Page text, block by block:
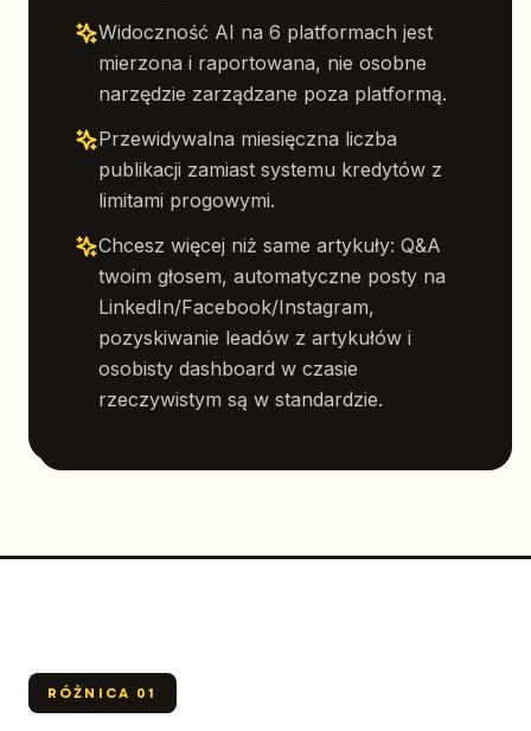
Widoczność AI na 6 platformach jest
mierzona i raportowana, nie osobne
narzędzie zarządzane poza platformą.
Przewidywalna miesięczna liczba
publikacji zamiast systemu kredytów z
limitami progowymi.
Chcesz więcej niż same artykuły: Q&A
twoim głosem, automatyczne posty na
LinkedIn/Facebook/Instagram,
pozyskiwanie leadów z artykułów i
osobisty dashboard w czasie
rzeczywistym są w standardzie.
RÓŻNICA 01